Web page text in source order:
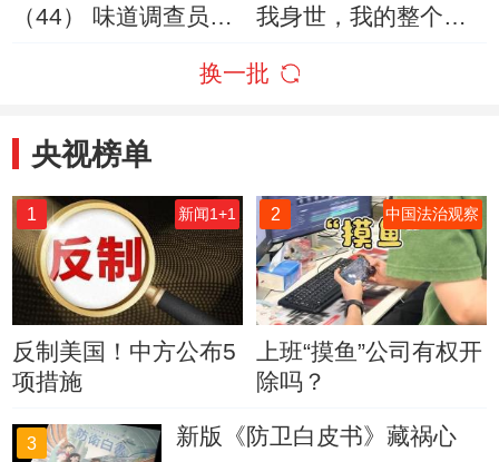
（44） 味道调查员体
我身世，我的整个世
换一批
央视榜单
1 新闻1+1
反制美国！中方公布5
项措施
2 中国法治观察
上班“摸鱼”公司有权开
除吗？
3 新版《防卫白皮书》藏祸心